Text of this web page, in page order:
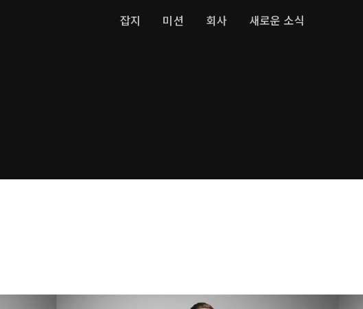
잡지 미션 회사 새로운 소식